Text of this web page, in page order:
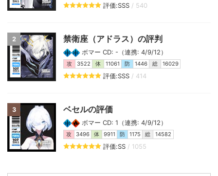
評価:SSS / 540
2 禁衛座（アドラス）の評判
ボマー CD: -（連携: 4/9/12）
攻 3522 体 11061 防 1446 総 16029
評価:SSS / 414
3 ベセルの評価
ボマー CD: 1（連携: 4/9/12）
攻 3496 体 9911 防 1175 総 14582
評価:SS / 1055